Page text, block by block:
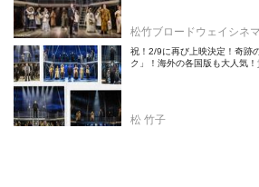
松竹ブロードウェイシネマ
祝！2/9に再び上映決定！奇跡
ク」！海外の各国版も大人気
松 竹子